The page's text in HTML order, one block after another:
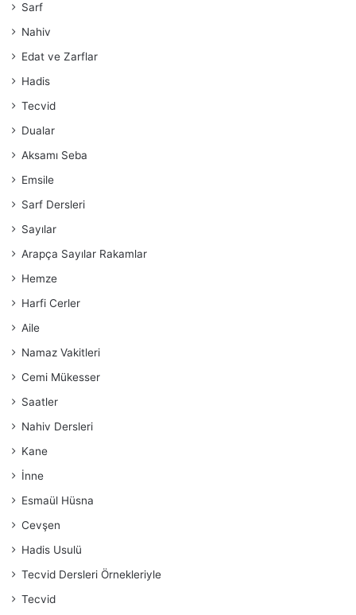
Sarf
Nahiv
Edat ve Zarflar
Hadis
Tecvid
Dualar
Aksamı Seba
Emsile
Sarf Dersleri
Sayılar
Arapça Sayılar Rakamlar
Hemze
Harfi Cerler
Aile
Namaz Vakitleri
Cemi Mükesser
Saatler
Nahiv Dersleri
Kane
İnne
Esmaül Hüsna
Cevşen
Hadis Usulü
Tecvid Dersleri Örnekleriyle
Tecvid